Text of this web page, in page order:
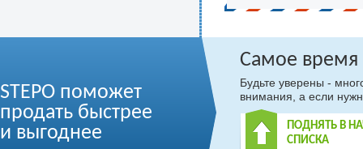
STEPO поможет
продать быстрее
и выгоднее
Самое время
Будьте уверены -
внимания, а если
ПОДНЯТЬ В
СПИСКА